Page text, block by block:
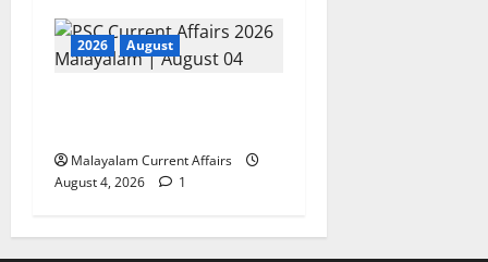
2026 August
Malayalam Current Affairs
August 4, 2026
1